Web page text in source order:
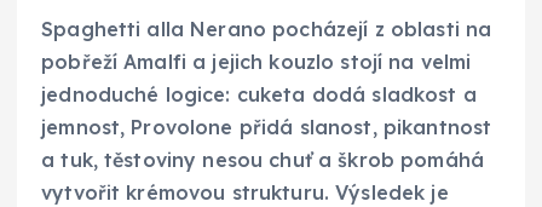
Spaghetti alla Nerano pocházejí z oblasti na
pobřeží Amalfi a jejich kouzlo stojí na velmi
jednoduché logice: cuketa dodá sladkost a
jemnost, Provolone přidá slanost, pikantnost
a tuk, těstoviny nesou chuť a škrob pomáhá
vytvořit krémovou strukturu. Výsledek je